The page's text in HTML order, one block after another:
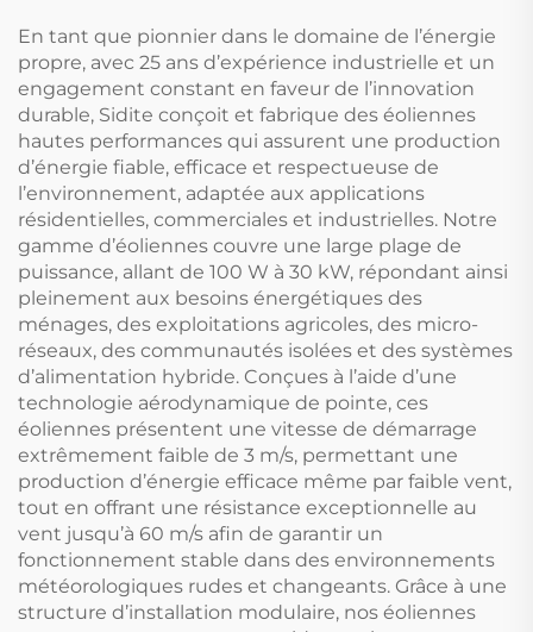
En tant que pionnier dans le domaine de l’énergie
propre, avec 25 ans d’expérience industrielle et un
engagement constant en faveur de l’innovation
durable, Sidite conçoit et fabrique des éoliennes
hautes performances qui assurent une production
d’énergie fiable, efficace et respectueuse de
l’environnement, adaptée aux applications
résidentielles, commerciales et industrielles. Notre
gamme d’éoliennes couvre une large plage de
puissance, allant de 100 W à 30 kW, répondant ainsi
pleinement aux besoins énergétiques des
ménages, des exploitations agricoles, des micro-
réseaux, des communautés isolées et des systèmes
d’alimentation hybride. Conçues à l’aide d’une
technologie aérodynamique de pointe, ces
éoliennes présentent une vitesse de démarrage
extrêmement faible de 3 m/s, permettant une
production d’énergie efficace même par faible vent,
tout en offrant une résistance exceptionnelle au
vent jusqu’à 60 m/s afin de garantir un
fonctionnement stable dans des environnements
météorologiques rudes et changeants. Grâce à une
structure d’installation modulaire, nos éoliennes